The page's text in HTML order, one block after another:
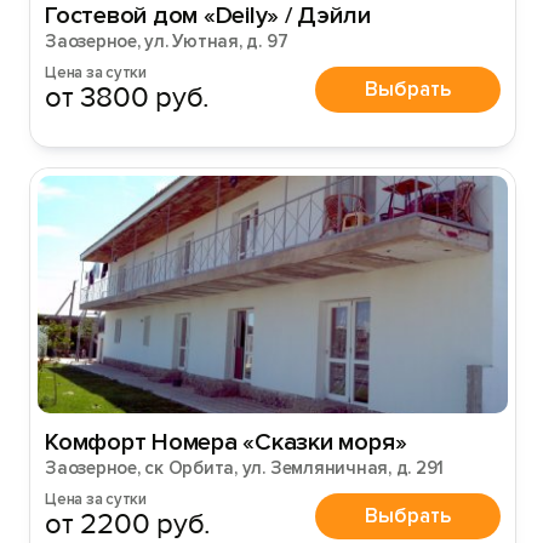
Гостевой дом «Deily» / Дэйли
Заозерное, ул. Уютная, д. 97
Цена за сутки
от 3800 руб. Выбрать
Комфорт Номера «Сказки моря»
Заозерное, ск Орбита, ул. Земляничная, д. 291
Цена за сутки
от 2200 руб. Выбрать